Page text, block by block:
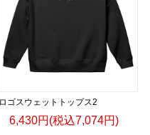
ロゴスウェットトップス2
6,430円(税込7,074円)